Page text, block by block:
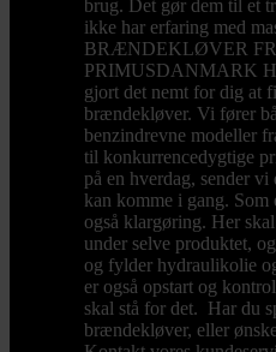
brug. Det gør dem til et
ikke har erfaring med
BRÆNDEKLØVER
PRIMUSDANMARK
gjort det nemt for dig at
brændekløver. Vi fører
benzindrevne modeller
til konkurrencedygtige
på en hverdag, sender
kan komme i gang.
også klargøring. Her
under selve produktet,
og fylder hydraulikolie
er også opstart og
skal stå for det. Har du
brændekløver, eller